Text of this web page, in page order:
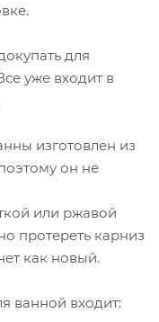
для
уже входит в
изготовлен из
он не
или ржавой
протереть карниз
как новый.
ванной входит: